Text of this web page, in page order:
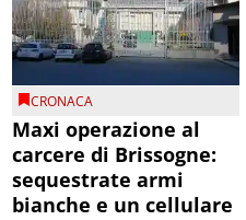
CRONACA
Maxi operazione al
carcere di Brissogne:
sequestrate armi
bianche e un cellulare